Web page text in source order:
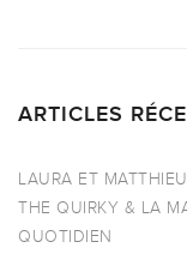
ARTICLES
LAURA ET
THE QUIRKY & LA
QUOTIDIEN